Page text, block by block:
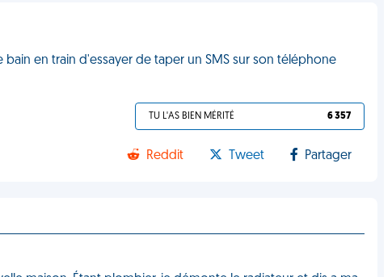
en train d'essayer de taper un SMS sur son téléphone
TU L'AS BIEN MÉRITÉ 6 357
Reddit Tweet Partager